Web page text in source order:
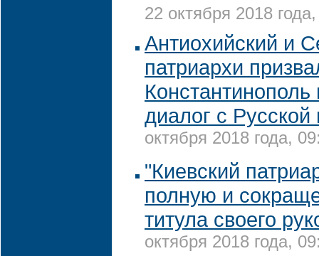
22 октября 2018
Антиохийский и
патриархи
Константинополь
диалог с
октября 2018 года,
"Киевский
полную и
титула своего
октября 2018 года,